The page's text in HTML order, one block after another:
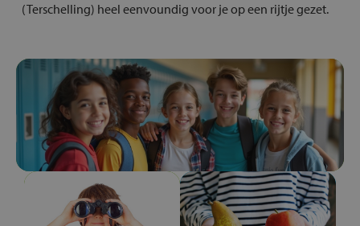
(Terschelling) heel eenvoundig voor je op een rijtje gezet.